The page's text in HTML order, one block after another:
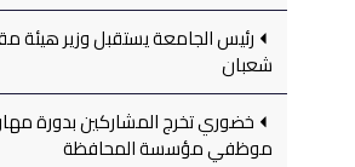
رئيس الجامعة يستقبل وزير هيئة
شعبان
خضوري تخرج المشاركين بدورة
موظفي مؤسسة المحافظة